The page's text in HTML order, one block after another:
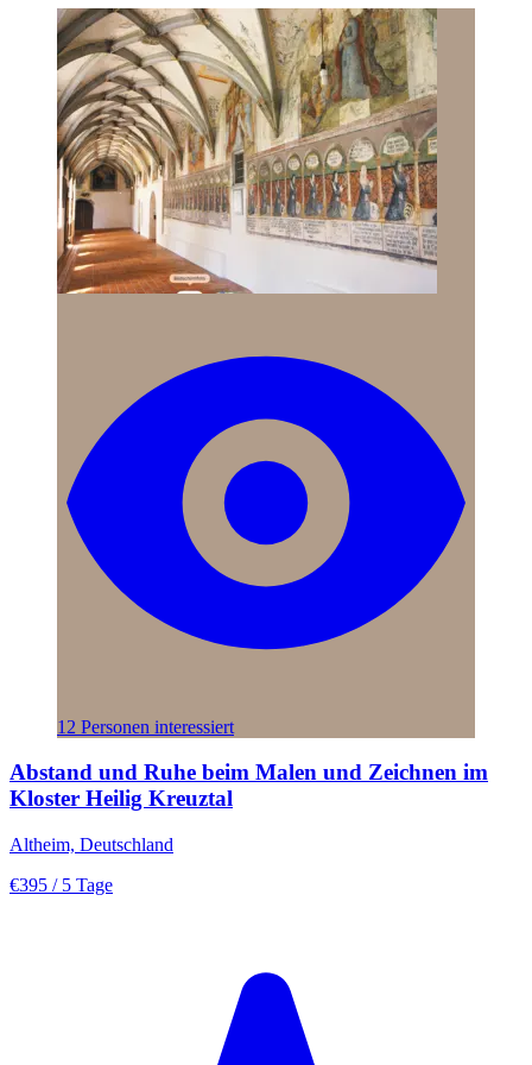
12 Personen interessiert
Abstand und Ruhe beim Malen und Zeichnen im
Kloster Heilig Kreuztal
Altheim, Deutschland
€395 / 5 Tage